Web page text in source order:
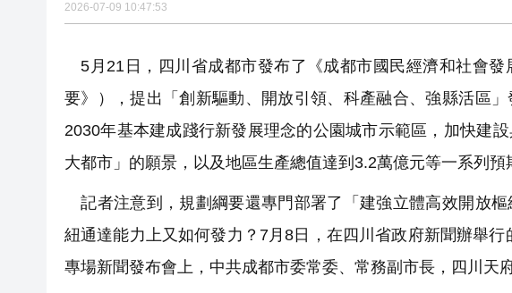
68歲內地女子攜逾千支私煙入境 判囚10星期罰
Fabrique華南首店深圳萬像天地啟幕 開啟設計
2026-07-09 10:47:53
5月21日，四川省成都市發布了《成都市國民經濟和社會
要》），提出「創新驅動、開放引領、科產融合、強縣活區
2030年基本建成踐行新發展理念的公園城市示範區，加快建
大都市」的願景，以及地區生產總值達到3.2萬億元等一系列預
記者注意到，規劃綱要還專門部署了「建強立體高效開放
紐通達能力上又如何發力？7月8日，在四川省政府新聞辦舉
專場新聞發布會上，中共成都市委常委、常務副市長，四川天